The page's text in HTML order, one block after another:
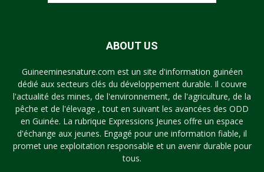
ABOUT US
Guineeminesnature.com est un site d'information guinéen
dédié aux secteurs clés du développement durable. Il couvre
l'actualité des mines, de l'environnement, de l'agriculture, de la
pêche et de l'élevage , tout en suivant les avancées des ODD
en Guinée. La rubrique Expressions Jeunes offre un espace
d'échange aux jeunes. Engagé pour une information fiable, il
promet une exploitation responsable et un avenir durable pour
tous.